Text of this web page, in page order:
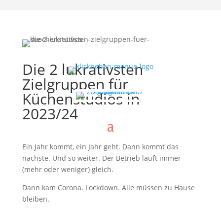
Die 2 lukrativsten
Zielgruppen für
Küchenstudios in
2023/24
Ein Jahr kommt, ein Jahr geht. Dann kommt das
nächste. Und so weiter. Der Betrieb läuft immer
(mehr oder weniger) gleich.
Dann kam Corona. Lockdown. Alle müssen zu Hause
bleiben.